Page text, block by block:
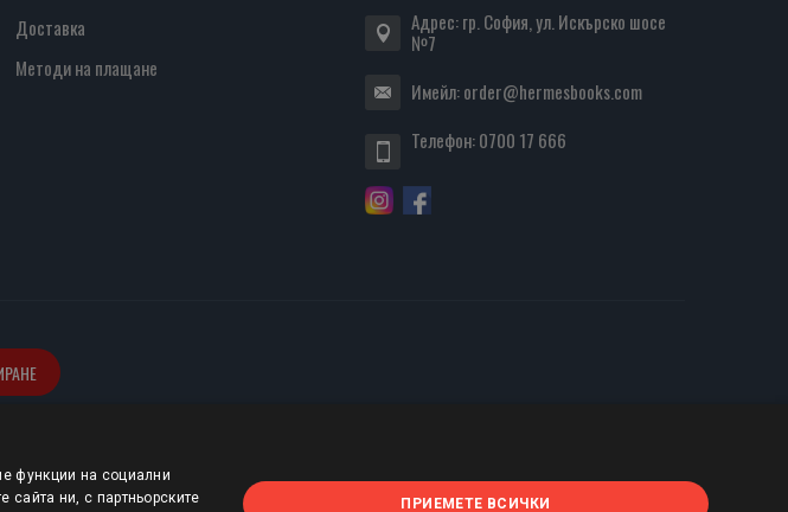
Доставка
Методи на плащане
Адрес: гр. София, ул. Искърско шосе
№7
Имейл:order@hermesbooks.com
Телефон:0700 17 666
функции на социални
ни, с партньорските
ПРИЕМЕТЕ ВСИЧКИ